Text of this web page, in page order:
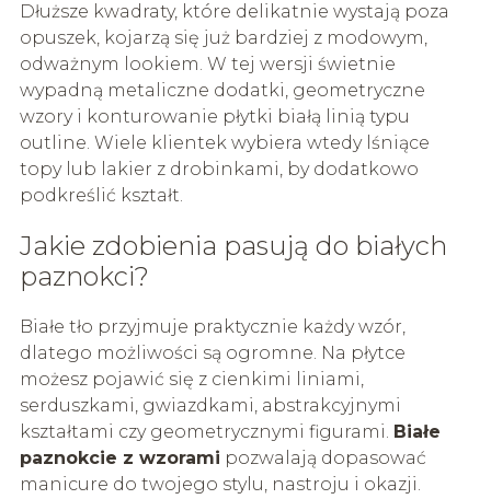
Dłuższe kwadraty, które delikatnie wystają poza
opuszek, kojarzą się już bardziej z modowym,
odważnym lookiem. W tej wersji świetnie
wypadną metaliczne dodatki, geometryczne
wzory i konturowanie płytki białą linią typu
outline. Wiele klientek wybiera wtedy lśniące
topy lub lakier z drobinkami, by dodatkowo
podkreślić kształt.
Jakie zdobienia pasują do białych
paznokci?
Białe tło przyjmuje praktycznie każdy wzór,
dlatego możliwości są ogromne. Na płytce
możesz pojawić się z cienkimi liniami,
serduszkami, gwiazdkami, abstrakcyjnymi
kształtami czy geometrycznymi figurami. Białe
paznokcie z wzorami pozwalają dopasować
manicure do twojego stylu, nastroju i okazji.